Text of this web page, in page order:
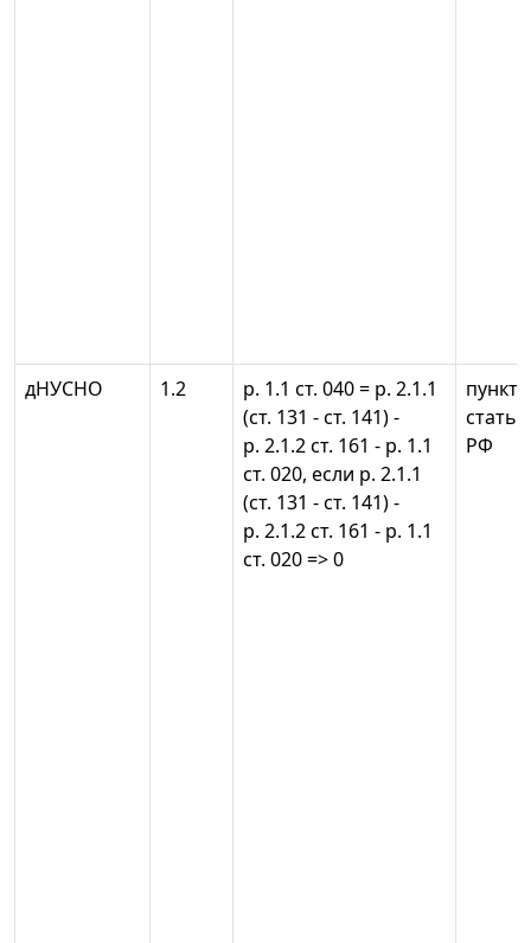
дНУСНО 1.2
р. 1.1 ст. 040 = р. 2.1.1
(ст. 131 - ст. 141) -
р. 2.1.2 ст. 161 - р. 1.1
ст. 020, если р. 2.1.1
(ст. 131 - ст. 141) -
р. 2.1.2 ст. 161 - р. 1.1
ст. 020 => 0
РФ